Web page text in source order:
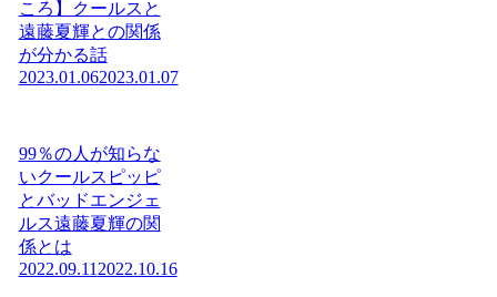
ころ】クールスと
遠藤夏輝との関係
が分かる話
2023.01.062023.01.07
99％の人が知らな
いクールスピッピ
とバッドエンジェ
ルス遠藤夏輝の関
係とは
2022.09.11 2022.10.16